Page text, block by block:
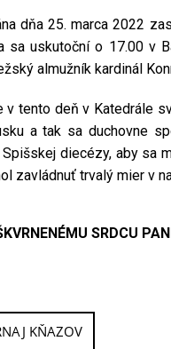
dňa 25. marca 2022
sa uskutoční o 17.00 v
almužník kardinál
v tento deň v Katedrále
a tak sa duchovne
diecézy, aby sa
zavládnuť trvalý mier v
SRDCU
KŇAZOV